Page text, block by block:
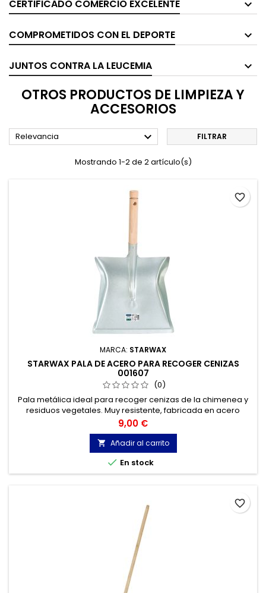
CERTIFICADO COMERCIO EXCELENTE
COMPROMETIDOS CON EL DEPORTE
JUNTOS CONTRA LA LEUCEMIA
OTROS PRODUCTOS DE LIMPIEZA Y
ACCESORIOS
Relevancia  FILTRAR
Mostrando 1-2 de 2 artículo(s)
MARCA: STARWAX
STARWAX PALA DE ACERO PARA RECOGER CENIZAS
001607
(0)
Pala metálica ideal para recoger cenizas de la chimenea y
residuos vegetales. Muy resistente, fabricada en acero
zincado.
Precio
9,00 €
 Añadir al carrito
 En stock
favorite_border
favorite_border